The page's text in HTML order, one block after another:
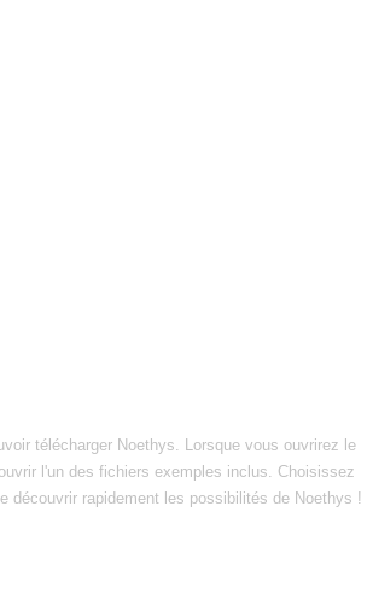
télécharger Noethys. Lorsque vous ouvrirez le
l'un des fichiers exemples inclus. Choisissez
découvrir rapidement les possibilités de Noethys !